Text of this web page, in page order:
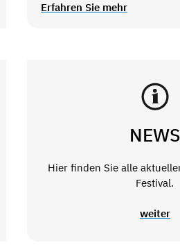
Erfahren Sie mehr
NEWS
Hier finden Sie alle
Festival.
weiter